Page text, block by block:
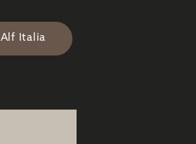
Alf Italia